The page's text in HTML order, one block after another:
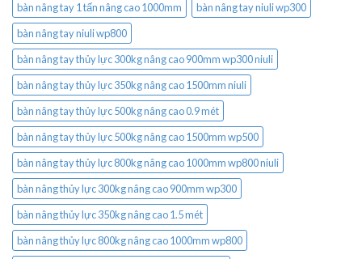
bàn nâng tay 1 tấn nâng cao 1000mm
bàn nâng tay niuli wp300
bàn nâng tay niuli wp800
bàn nâng tay thủy lực 300kg nâng cao 900mm wp300 niuli
bàn nâng tay thủy lực 350kg nâng cao 1500mm niuli
bàn nâng tay thủy lực 500kg nâng cao 0.9 mét
bàn nâng tay thủy lực 500kg nâng cao 1500mm wp500
bàn nâng tay thủy lực 800kg nâng cao 1000mm wp800 niuli
bàn nâng thủy lực 300kg nâng cao 900mm wp300
bàn nâng thủy lực 350kg nâng cao 1.5 mét
bàn nâng thủy lực 800kg nâng cao 1000mm wp800